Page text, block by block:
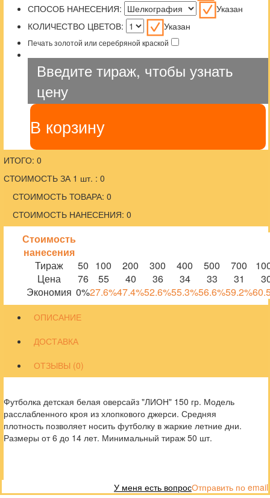
СПОСОБ НАНЕСЕНИЯ:
Указан
КОЛИЧЕСТВО ЦВЕТОВ:
Указан
Печать золотой или серебряной краской
Введите тираж, чтобы узнать
цену
В корзину
ИТОГО: 0
СТОИМОСТЬ ЗА 1 шт. : 0
СТОИМОСТЬ ТОВАРА: 0
СТОИМОСТЬ НАНЕСЕНИЯ: 0
Стоимость
нанесения
Тираж
50 100 200 300 400 500 700
Цена
76 55 40 36 34 33 31
Экономия 0%27.6%47.4%52.6%55.3%56.6%59.2%
ОПИСАНИЕ
ДОСТАВКА
ОТЗЫВЫ (0)
Футболка детская белая оверсайз "ЛИОН" 150 гр. Модель
расслабленного кроя из хлопкового джерси. Средняя
плотность позволяет носить футболку в жаркие летние дни.
Размеры от 6 до 14 лет. Минимальный тираж 50 шт.
Отправить по email
У меня есть вопрос